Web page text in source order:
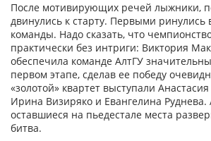
После мотивирующих речей лыжники,
двинулись к старту. Первыми ринулись
команды. Надо сказать, что
практически без интриги: Виктория
обеспечила команде АлтГУ
первом этапе, сделав ее победу
«золотой» квартет выступали
Ирина Визиряко и Евангелина Руднева.
оставшиеся на пьедестале места
битва.